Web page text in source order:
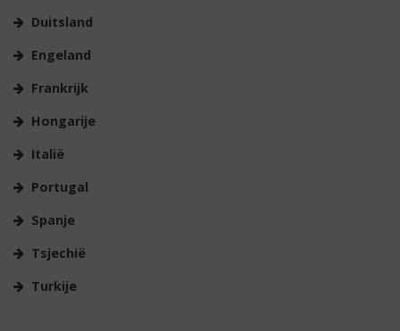
Duitsland
Engeland
Frankrijk
Hongarije
Italië
Portugal
Spanje
Tsjechië
Turkije